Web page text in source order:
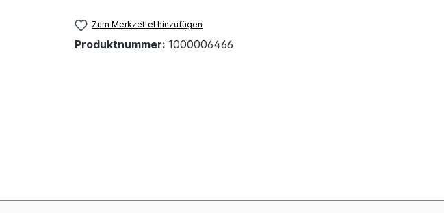
Zum Merkzettel hinzufügen
Produktnummer: 1000006466